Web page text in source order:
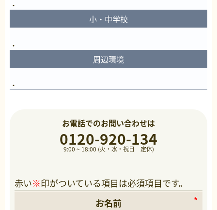
小・中学校
周辺環境
お電話でのお問い合わせは
0120-920-134
9:00 ~ 18:00 (火・水・祝日 定休)
赤い※印がついている項目は必須項目です。
お名前